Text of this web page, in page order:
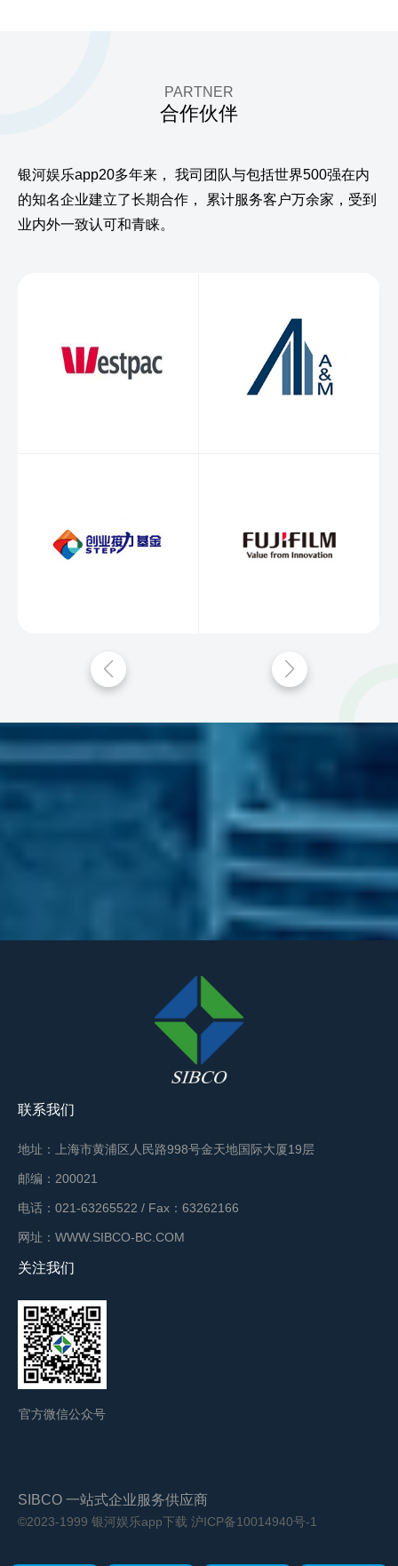
PARTNER
合作伙伴
银河娱乐app20多年来，
我司团队与包括世界500强在内
的知名企业建立了长期合作，
累计服务客户万余家，受到
业内外一致认可和青睐。
联系我们
地址：上海市黄浦区人民路998号金天地国际大厦19层
邮编：200021
电话：021-63265522 / Fax：63262166
网址：WWW.SIBCO-BC.COM
关注我们
官方微信公众号
SIBCO 一站式企业服务供应商
©2023-1999 银河娱乐app下载 沪ICP备10014940号-1